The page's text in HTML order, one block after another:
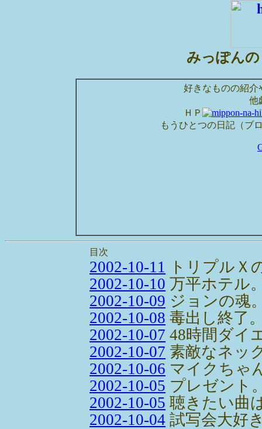
みっぽん
好きなものの紹介
他
ＨＰ
もうひとつの日記（ブ
目次
2002-10-11
トリプルＸ
2002-10-10 万平ホテル
2002-10-09 ジョンの魂
2002-10-08 毒出し終了
2002-10-07 48時間ダイ
2002-10-07 素敵なネッ
2002-10-06 マイクちゃ
2002-10-05 プレゼント
2002-10-05 聴きたい曲
2002-10-04 試写会大好